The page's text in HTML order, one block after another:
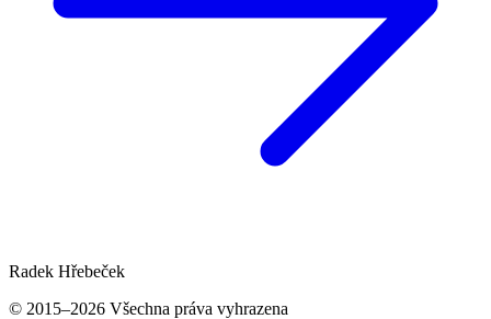
Radek Hřebeček
© 2015–2026 Všechna práva vyhrazena